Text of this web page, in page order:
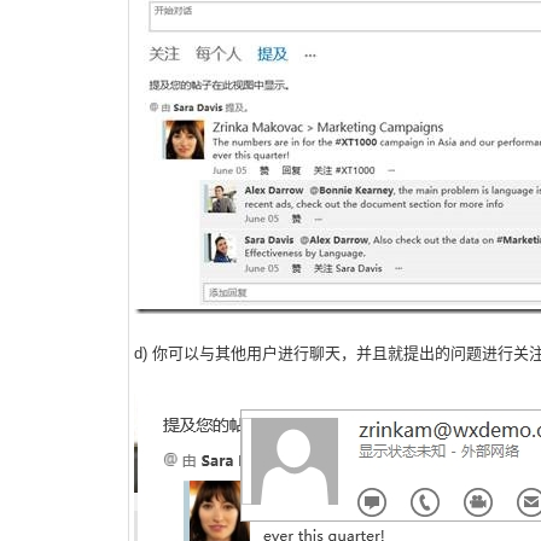
d) 你可以与其他用户进行聊天，并且就提出的问题进行关